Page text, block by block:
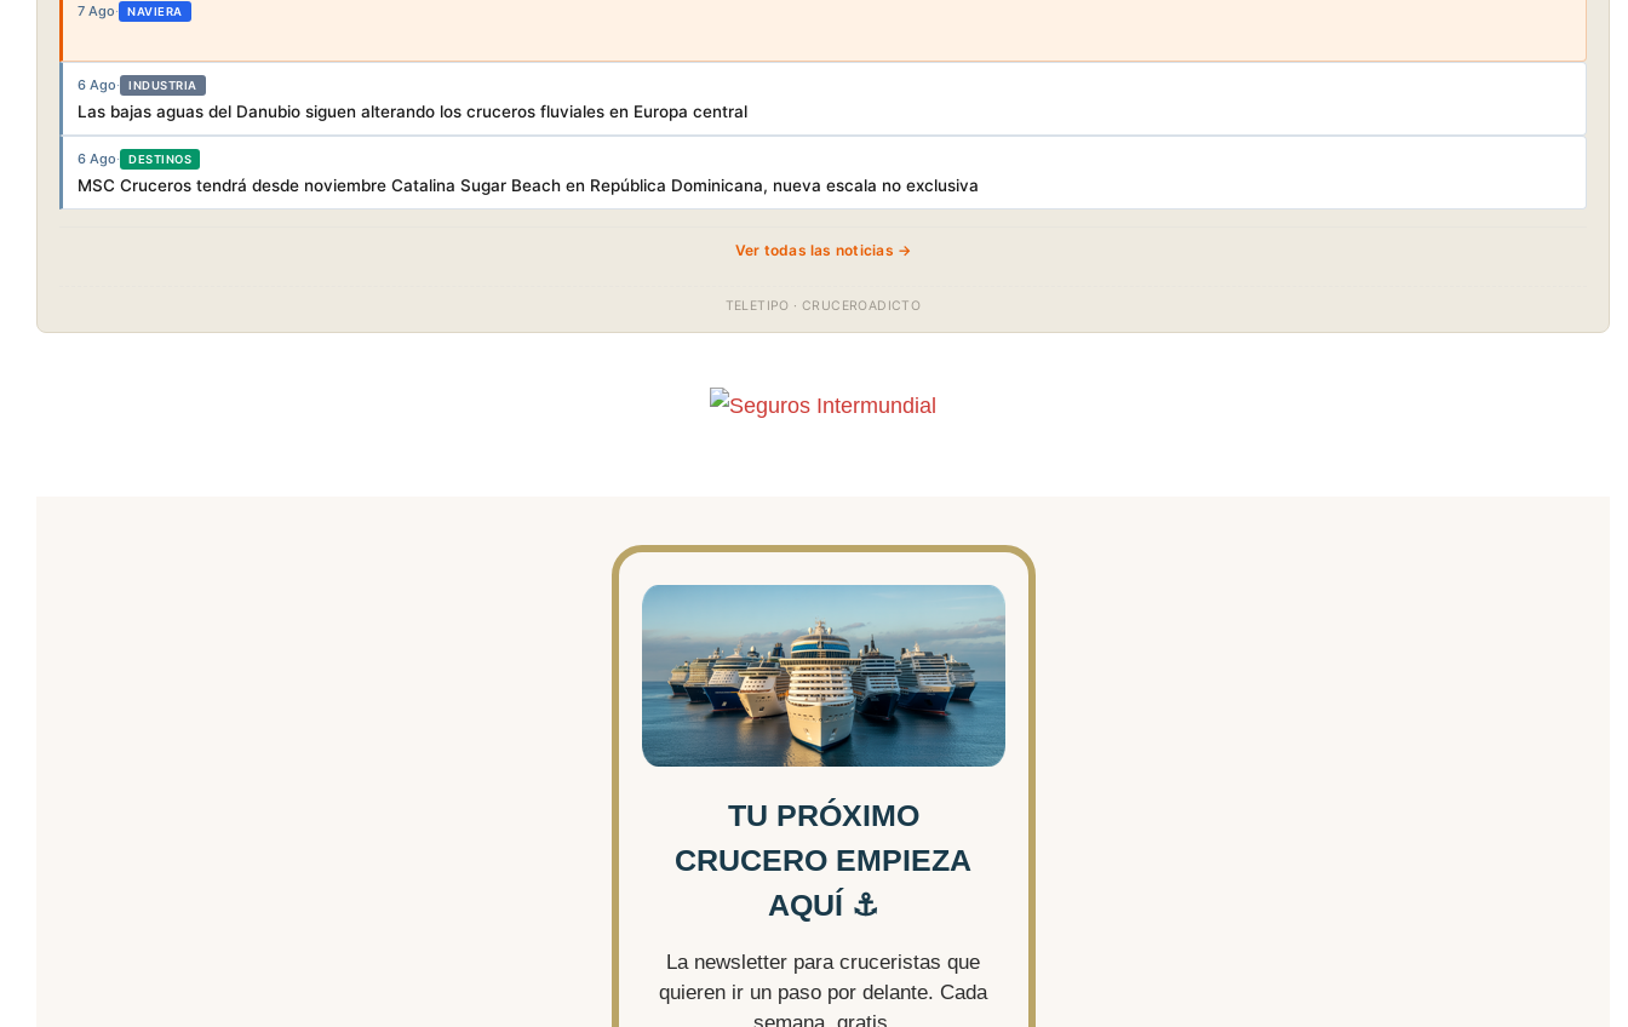
7 Ago· NAVIERA
6 Ago· INDUSTRIA
Las bajas aguas del Danubio siguen alterando los cruceros fluviales en Europa central
6 Ago· DESTINOS
MSC Cruceros tendrá desde noviembre Catalina Sugar Beach en República Dominicana, nueva escala no exclusiva
Ver todas las noticias →
TELETIPO · CRUCEROADICTO